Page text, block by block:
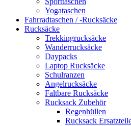
Yogataschen
Fahrradtaschen / -Rucksäcke
Rucksäcke
Trekkingrucksäcke
Wanderrucksäcke
Daypacks
Laptop Rucksäcke
Schulranzen
Angelrucksäcke
Faltbare Rucksäcke
Rucksack Zubehör
Regenhüllen
Rucksack